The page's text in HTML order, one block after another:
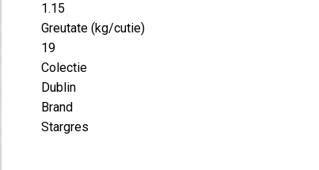
1.15
Greutate (kg/cutie)
19
Colectie
Dublin
Brand
Stargres